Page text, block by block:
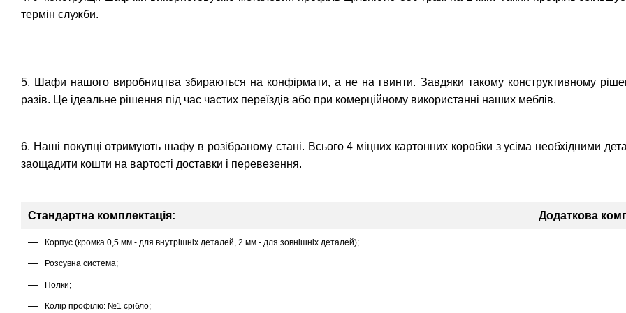
термін служби.
5. Шафи нашого виробництва збираються на конфірмати, а не на гвинти. Завдяки такому конструктивному
разів. Це ідеальне рішення під час частих переїздів або при комерційному використанні наших меблів.
6. Наші покупці отримують шафу в розібраному стані. Всього 4 міцних картонних коробки з усіма необхідними
заощадити кошти на вартості доставки і перевезення.
Стандартна комплектація: Додаткова
Корпус (кромка 0,5 мм - для внутрішніх деталей, 2 мм - для зовнішніх деталей);
Розсувна система;
Полки;
Колір профілю: №1 срібло;